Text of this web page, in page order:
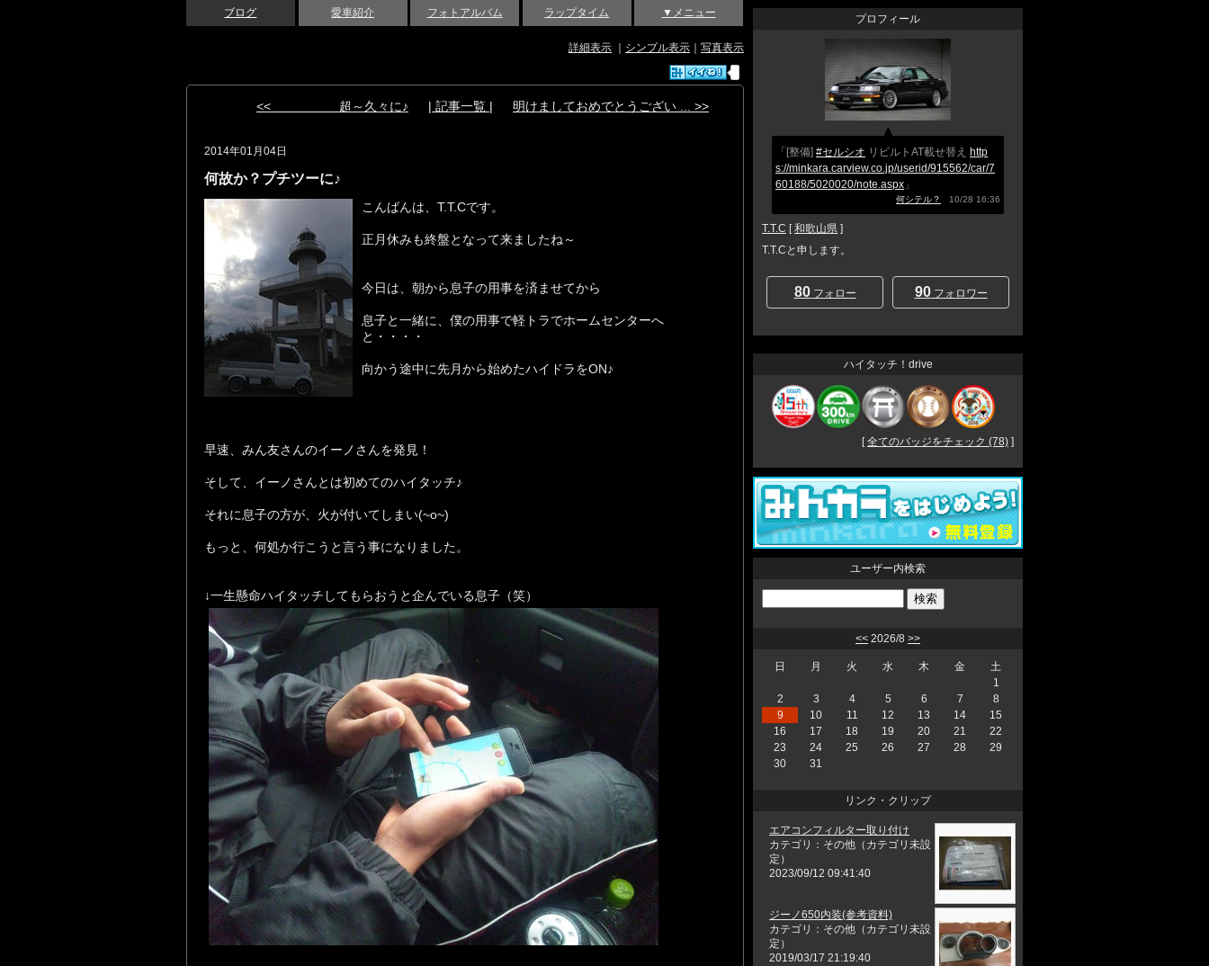
ブログ 愛車紹介 フォトアルバム ラップタイム ▼メニュー
詳細表示 シンプル表示 写真表示
<< 超～久々に♪ | 記事一覧 | 明けましておめでとうござい ... >>
2014年01月04日
何故か？プチツーに♪
こんばんは、T.T.Cです。
正月休みも終盤となって来ましたね～
今日は、朝から息子の用事を済ませてから
息子と一緒に、僕の用事で軽トラでホームセンターへ
と・・・・
向かう途中に先月から始めたハイドラをON♪
早速、みん友さんのイーノさんを発見！
そして、イーノさんとは初めてのハイタッチ♪
それに息子の方が、火が付いてしまい(~o~)
もっと、何処か行こうと言う事になりました。
↓一生懸命ハイタッチしてもらおうと企んでいる息子（笑）
プロフィール
「[整備] #セルシオ リビルトAT載せ替え
http
s://minkara.carview.co.jp/userid/915562/car/7
60188/5020020/note.aspx 」
何シテル？ 10/28 16:36
T.T.C [和歌山県 ]
T.T.Cと申します。
80フォロー 90フォロワー
ハイタッチ！drive
[全てのバッジをチェック (78) ]
ユーザー内検索
<< 2026/8 >>
日 月 火 水 木 金
土
1
2
3 4 5 6 7
8
9
10 11 12 13 14
15
16
17 18 19 20 21
22
23
24 25 26 27 28
29
30
31
リンク・クリップ
エアコンフィルター取り付け
カテゴリ：その他（カテゴリ未設
定）
2023/09/12 09:41:40
ジーノ650内装(参考資料)
カテゴリ：その他（カテゴリ未設
定）
2019/03/17 21:19:40